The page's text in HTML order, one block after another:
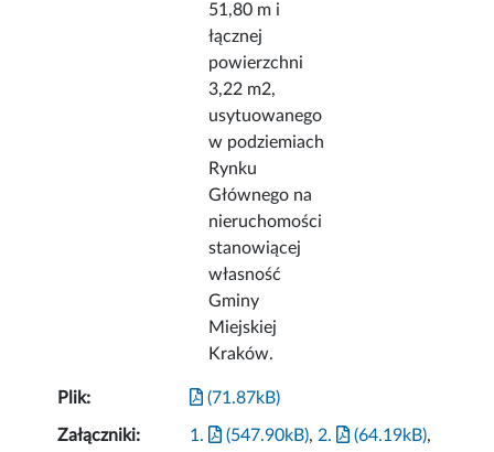
51,80 m i
łącznej
powierzchni
3,22 m2,
usytuowanego
w podziemiach
Rynku
Głównego na
nieruchomości
stanowiącej
własność
Gminy
Miejskiej
Kraków.
Plik: (71.87kB)
Załączniki: 1. (547.90kB), 2. (64.19kB),